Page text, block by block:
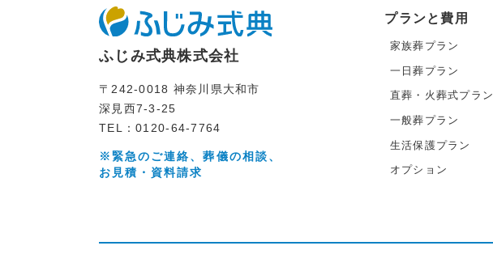
ふじみ式典株式会社
〒242-0018 神奈川県大和市
深見西7-3-25
TEL：0120-64-7764
※緊急のご連絡、葬儀の相談、
お見積・資料請求
プランと費用
家族葬プラン
一日葬プラン
直葬・火葬式プラン
一般葬プラン
生活保護プラン
オプション